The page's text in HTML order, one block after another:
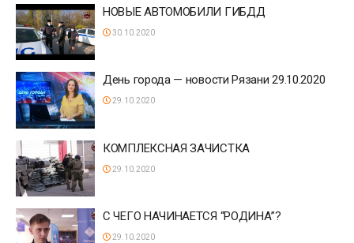
НОВЫЕ АВТОМОБИЛИ ГИБДД
30.10.2020
День города — новости Рязани 29.10.2020
29.10.2020
КОМПЛЕКСНАЯ ЗАЧИСТКА
29.10.2020
С ЧЕГО НАЧИНАЕТСЯ “РОДИНА”?
29.10.2020